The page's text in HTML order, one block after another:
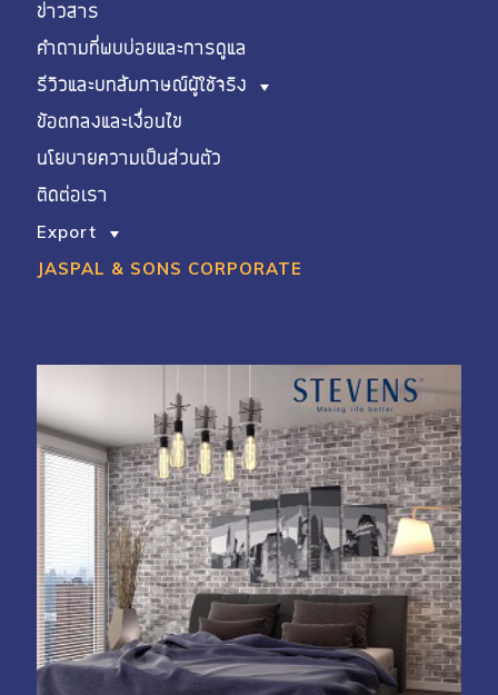
ข่าวสาร
คำถามที่พบบ่อยและการดูแล
รีวิวและบทสัมภาษณ์ผู้ใช้จริง
ข้อตกลงและเงื่อนไข
นโยบายความเป็นส่วนตัว
ติดต่อเรา
Export
JASPAL & SONS CORPORATE
My Account